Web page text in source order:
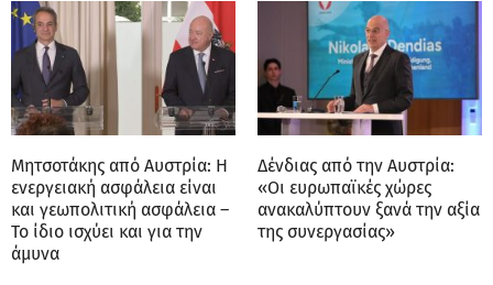
Μητσοτάκης από Αυστρία: Η
ενεργειακή ασφάλεια είναι
και γεωπολιτική ασφάλεια –
Το ίδιο ισχύει και για την
άμυνα
Δένδιας από την Αυστρία:
«Οι ευρωπαϊκές χώρες
ανακαλύπτουν ξανά την αξία
της συνεργασίας»